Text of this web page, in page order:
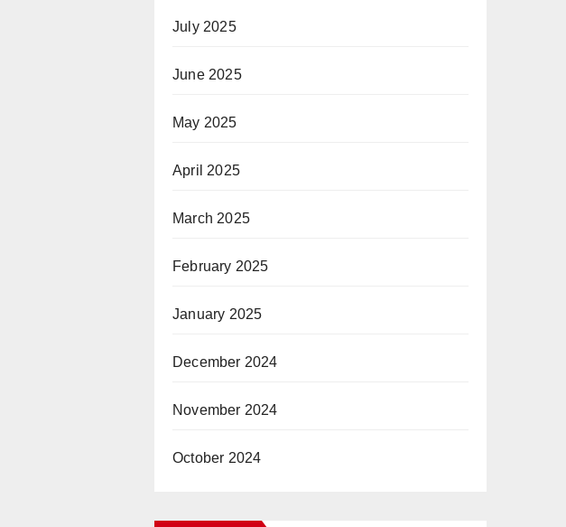
July 2025
June 2025
May 2025
April 2025
March 2025
February 2025
January 2025
December 2024
November 2024
October 2024